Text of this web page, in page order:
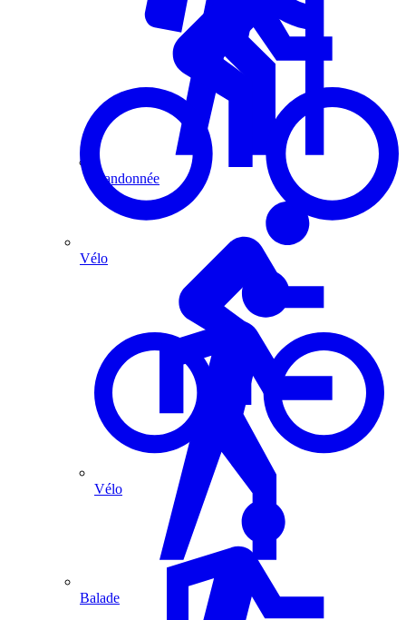
Randonnée
Vélo
Vélo
Balade